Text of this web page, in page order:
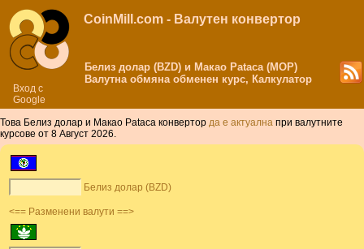
Вход с
Google
CoinMill.com - Валутен конвертор
Белиз долар (BZD) и Макао Pataca (MOP)
Валутна обмяна обменен курс, Калкулатор
Това Белиз долар и Макао Pataca конвертор да е актуална при валутните
курсове от 8 Август 2026.
Белиз долар (BZD)
<== Разменени валути ==>